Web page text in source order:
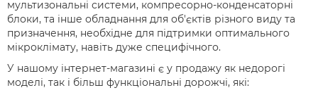
мультизональні системи, компресорно-конденсаторні
блоки, та інше обладнання для об'єктів різного виду та
призначення, необхідне для підтримки оптимального
мікроклімату, навіть дуже специфічного.
У нашому інтернет-магазині є у продажу як недорогі
моделі, так і більш функціональні дорожчі, які: